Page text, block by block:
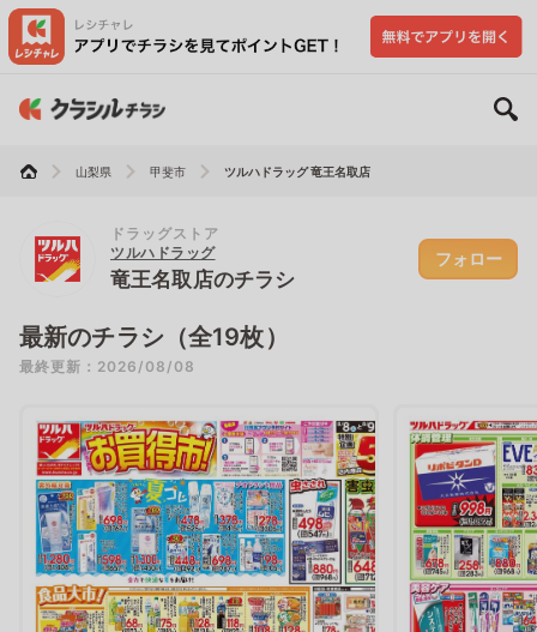
山梨県 甲斐市 ツルハドラッグ 竜王名取店
ドラッグストア
ツルハドラッグ
竜王名取店のチラシ
フォロー
最新のチラシ（全19枚）
最終更新：2026/08/08